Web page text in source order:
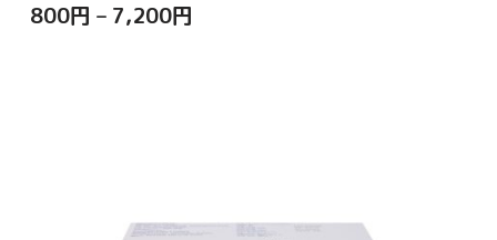
800円 – 7,200円